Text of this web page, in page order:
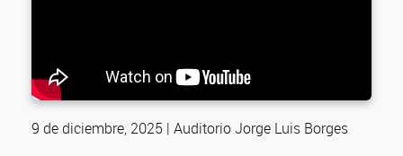
9 de diciembre, 2025 | Auditorio Jorge Luis Borges